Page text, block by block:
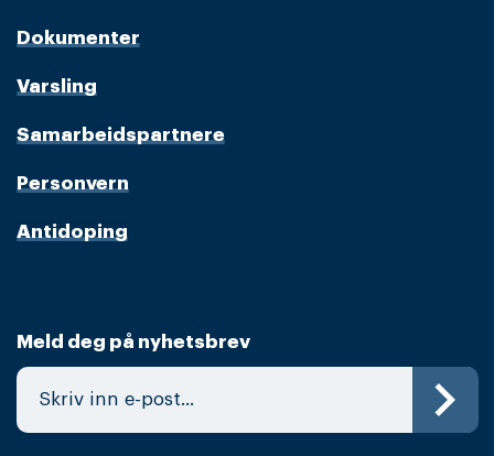
Dokumenter
Varsling
Samarbeidspartnere
Personvern
Antidoping
Meld deg på nyhetsbrev